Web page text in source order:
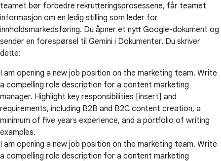
teamet bør forbedre rekrutteringsprosessene, får teamet
informasjon om en ledig stilling som leder for
innholdsmarkedsføring. Du åpner et nytt Google-dokument og
sender en forespørsel til Gemini i Dokumenter. Du skriver
dette:
I am opening a new job position on the marketing team. Write
a compelling role description for a content marketing
manager. Highlight key responsibilities [insert] and
requirements, including B2B and B2C content creation, a
minimum of five years experience, and a portfolio of writing
examples.
I am opening a new job position on the marketing team. Write
a compelling role description for a content marketing